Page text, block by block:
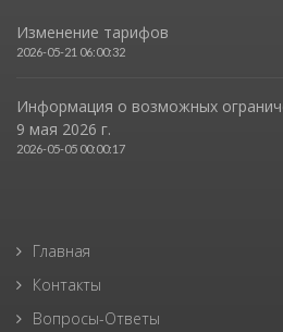
Изменение тарифов
2026-05-21 06:00:32
Информация о возможных
9 мая 2026 г.
2026-05-05 00:00:17
Главная
Контакты
Вопросы-Ответы